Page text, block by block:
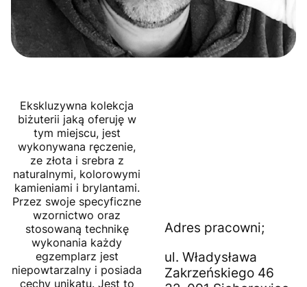
Ekskluzywna kolekcja
biżuterii jaką oferuję w
tym miejscu, jest
wykonywana ręczenie,
ze złota i srebra z
naturalnymi, kolorowymi
kamieniami i brylantami.
Przez swoje specyficzne
wzornictwo oraz
stosowaną technikę
wykonania każdy
egzemplarz jest
niepowtarzalny i posiada
cechy unikatu. Jest to
Adres pracowni;
ul. Władysława
Zakrzeńskiego 46